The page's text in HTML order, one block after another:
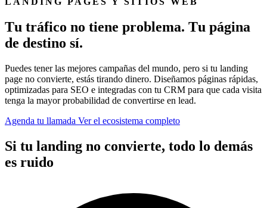
Tu tráfico no tiene problema. Tu página
de destino sí.
Puedes tener las mejores campañas del mundo, pero si tu landing
page no convierte, estás tirando dinero. Diseñamos páginas rápidas,
optimizadas para SEO e integradas con tu CRM para que cada visita
tenga la mayor probabilidad de convertirse en lead.
Agenda tu llamada Ver el ecosistema completo
Si tu landing no convierte, todo lo demás
es ruido